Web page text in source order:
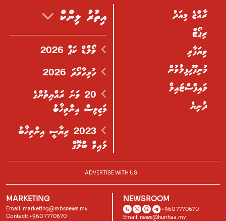
ރާއްޖެ މިއަދު
ރިޕޯޓް
ވިޔަފާރި
މުނިފޫހިފިލުވުން
ލައިފްސްޓައިލް
ދުނިޔެ
އިތުރު ލިންކް
ވޯލްޑް ކަޕް 2026
ހުރިހާރޯދަ 2026
20 ވަނަ ރައްޔިތުންގެ
މަޖިލިސް އިންތިޚާބު
2023 ރިޔާސީ އިންތިޚާބު
ލައިވް ބްލޮގް
ADVERTISE WITH US
MARKETING
Email: marketing@mbsnews.mv
Contact: +960 7770670
NEWSROOM
+960 7770670
Email: news@hurihaa.mv